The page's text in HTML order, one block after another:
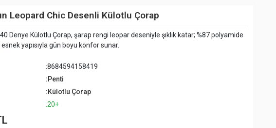
Leopard Chic Desenli Külotlu Çorap
Denye Külotlu Çorap, şarap rengi leopar deseniyle şıklık katar; %87 polyamide
yapısıyla gün boyu konfor sunar.
:8684594158419
:Penti
:Külotlu Çorap
:20+